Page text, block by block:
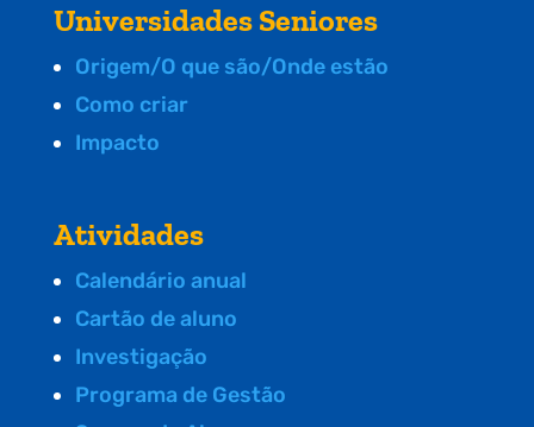
Universidades Seniores
Origem/O que são/Onde estão
Como criar
Impacto
Atividades
Calendário anual
Cartão de aluno
Investigação
Programa de Gestão